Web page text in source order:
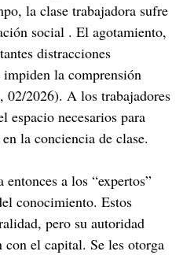
la clase trabajadora sufre
social . El agotamiento,
distracciones
la comprensión
2026). A los trabajadores
espacio necesarios para
la conciencia de clase.
a los “expertos”
conocimiento. Estos
pero su autoridad
con el capital. Se les otorga